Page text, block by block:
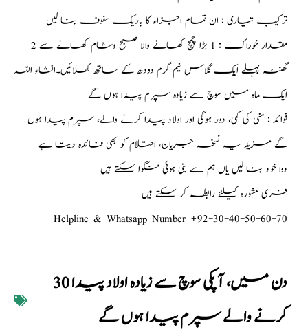
ترکیب تیاری : ان تمام اجزاء کا باریک سفوف بنا لیں
مقدار خوراک : 1 بڑا چمچ کھانے والا صبح وشام کھانے سے 2
گھنٹہ پہلے ایک گلاس نیم گرم دودھ کے ساتھ کھلائیں۔انشاء اللہ
ایک ماہ میں سوچ سے زیادہ سپرم پیدا ہوں گے
فوائد : منی کی کمی، دور ہوگی اور اولاد پیدا کرنے والے، سپرم پیدا ہوں
گے مزید یہ نسخہ جریان، احتلام کو بھی فائدہ دیتا ہے
دوا خود بنا لیں یاں ہم سے بنی ہوئی منگوا سکتے ہیں
فری مشورہ کیلئے رابطہ کر سکتے ہیں
Helpline & Whatsapp Number +92-30-40-50-60-70
30 دن میں، آپکی سوچ سے زیادہ اولاد پیدا
کرنے والے سپرم پیدا ہوں گے